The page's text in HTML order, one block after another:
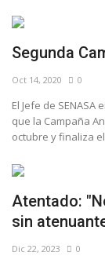
Segunda
Oct 14, 2020 0
El Jefe de
que la Campaña
octubre y finaliza
Atentado:
sin
Dic 22, 2023 0